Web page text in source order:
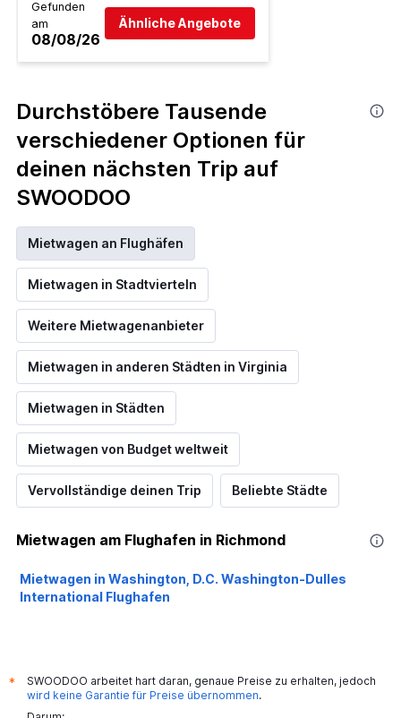
Gefunden
am
08/08/26
Ähnliche Angebote
Durchstöbere Tausende
verschiedener Optionen für
deinen nächsten Trip auf
SWOODOO
Mietwagen an Flughäfen
Mietwagen in Stadtvierteln
Weitere Mietwagenanbieter
Mietwagen in anderen Städten in Virginia
Mietwagen in Städten
Mietwagen von Budget weltweit
Vervollständige deinen Trip Beliebte Städte
Mietwagen am Flughafen in Richmond
Mietwagen in Washington, D.C. Washington-Dulles
International Flughafen
*
SWOODOO arbeitet hart daran, genaue Preise zu erhalten, jedoch
wird keine Garantie für Preise übernommen.